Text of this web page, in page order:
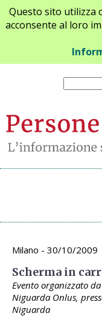
Questo sito utilizza
acconsente al loro
Chi
Archivio
Milano - 30/10/2009
Scherma in
Evento organizzato
Niguarda Onlus,
Niguarda